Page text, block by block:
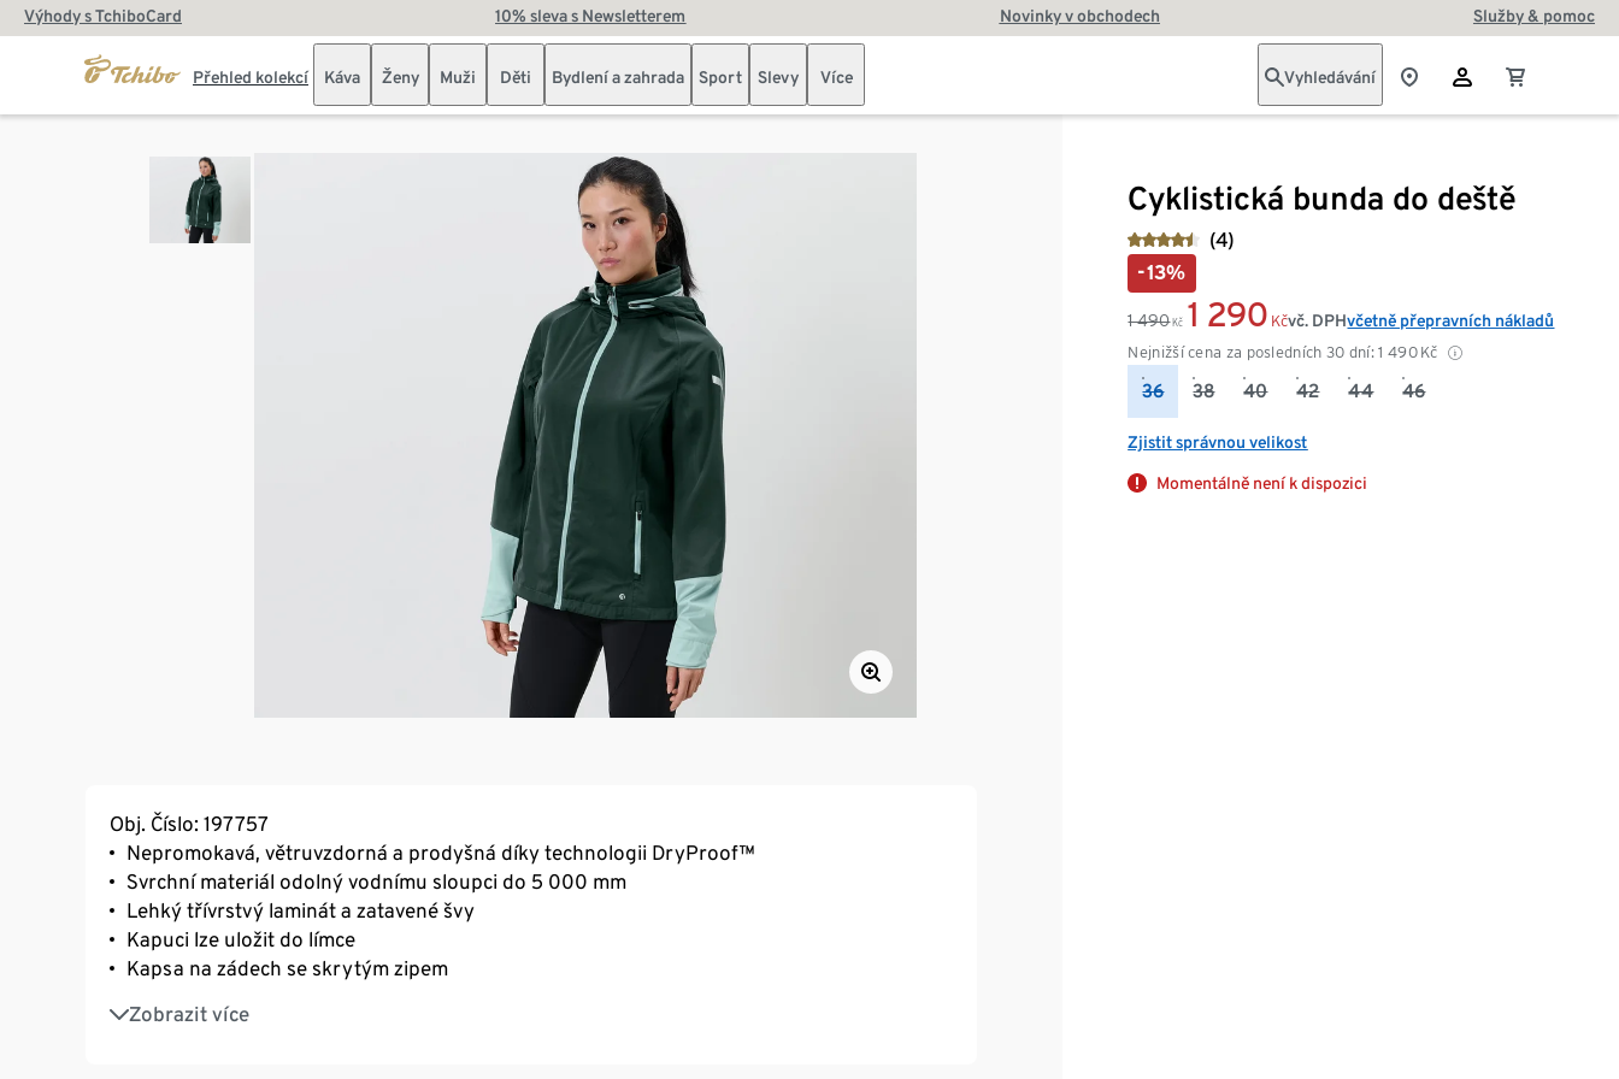
Výhody s TchiboCard 10% sleva s Newsletterem Novinky v obchodech Služby & pomoc
Přehled kolekcí Káva Ženy Muži Děti Bydlení a zahrada Sport Slevy Více Vyhledávání
Cyklistická bunda do deště
(4)
-13%
1 490 Kč 1 290 Kč
Nejnižší cena za posledních 30 dní: 1 490 Kč
vč. DPHvčetně přepravních nákladů
36 38 40 42 44 46
Zjistit správnou velikost
Momentálně není k dispozici
Obj. Číslo: 197757
Nepromokavá, větruvzdorná a prodyšná díky technologii DryProof™
Svrchní materiál odolný vodnímu sloupci do 5 000 mm
Lehký třívrstvý laminát a zatavené švy
Kapuci lze uložit do límce
Kapsa na zádech se skrytým zipem
Zobrazit více
S tvarovanými rukávy s elastickým zakončením
2 průhmatové kapsy na zip